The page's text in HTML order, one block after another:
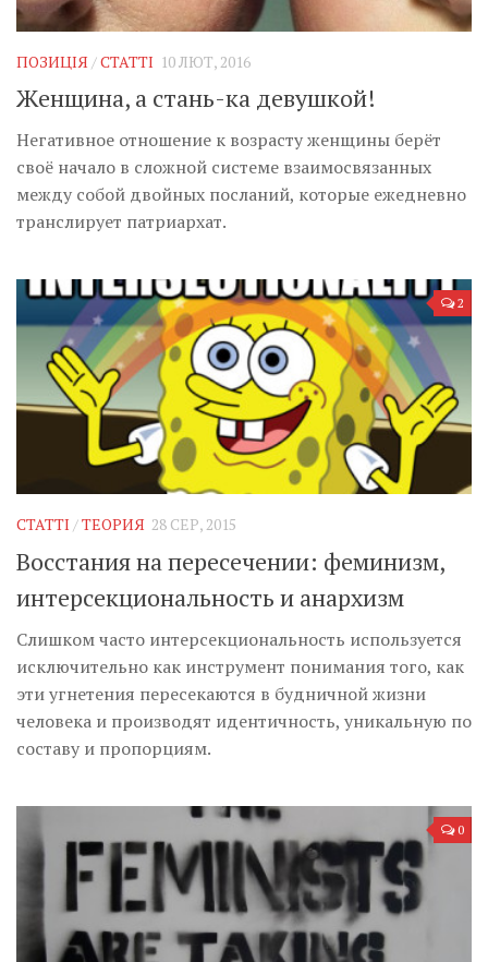
ПОЗИЦІЯ /СТАТТІ 10 ЛЮТ, 2016
Женщина, а стань-ка девушкой!
Негативное отношение к возрасту женщины берёт
своё начало в сложной системе взаимосвязанных
между собой двойных посланий, которые ежедневно
транслирует патриархат.
2
СТАТТІ /ТЕОРИЯ 28 СЕР, 2015
Восстания на пересечении: феминизм,
интерсекциональность и анархизм
Слишком часто интерсекциональность используется
исключительно как инструмент понимания того, как
эти угнетения пересекаются в будничной жизни
человека и производят идентичность, уникальную по
составу и пропорциям.
0